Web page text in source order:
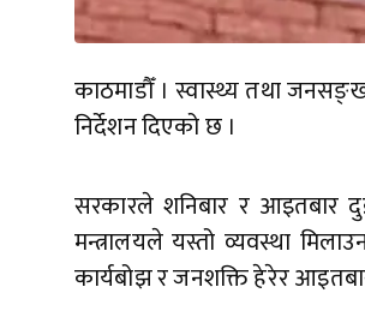
काठमाडौँ । स्वास्थ्य तथा
निर्देशन दिएको छ ।
सरकारले शनिबार र आइतबार
मन्त्रालयले यस्तो व्यवस्था
कार्यबोझ र जनशक्ति हेरेर